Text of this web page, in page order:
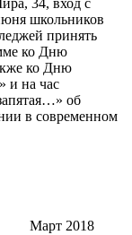
34, вход с
школьников
принять
ко Дню
ко Дню
и на час
об
в современном
Март 2018